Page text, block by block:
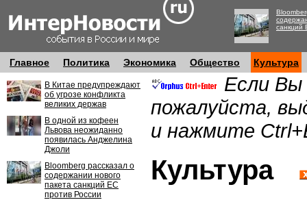
санкций
Главное Политика Экономика Общество Культура
В Китае предупреждают
об угрозе конфликта
великих держав
В одной из кофеен
Львова неожиданно
появилась Анджелина
Джоли
Bloomberg рассказал о
содержании нового
пакета санкций ЕС
против России
Если Вы
пожалуйста,
и нажмите
Культура